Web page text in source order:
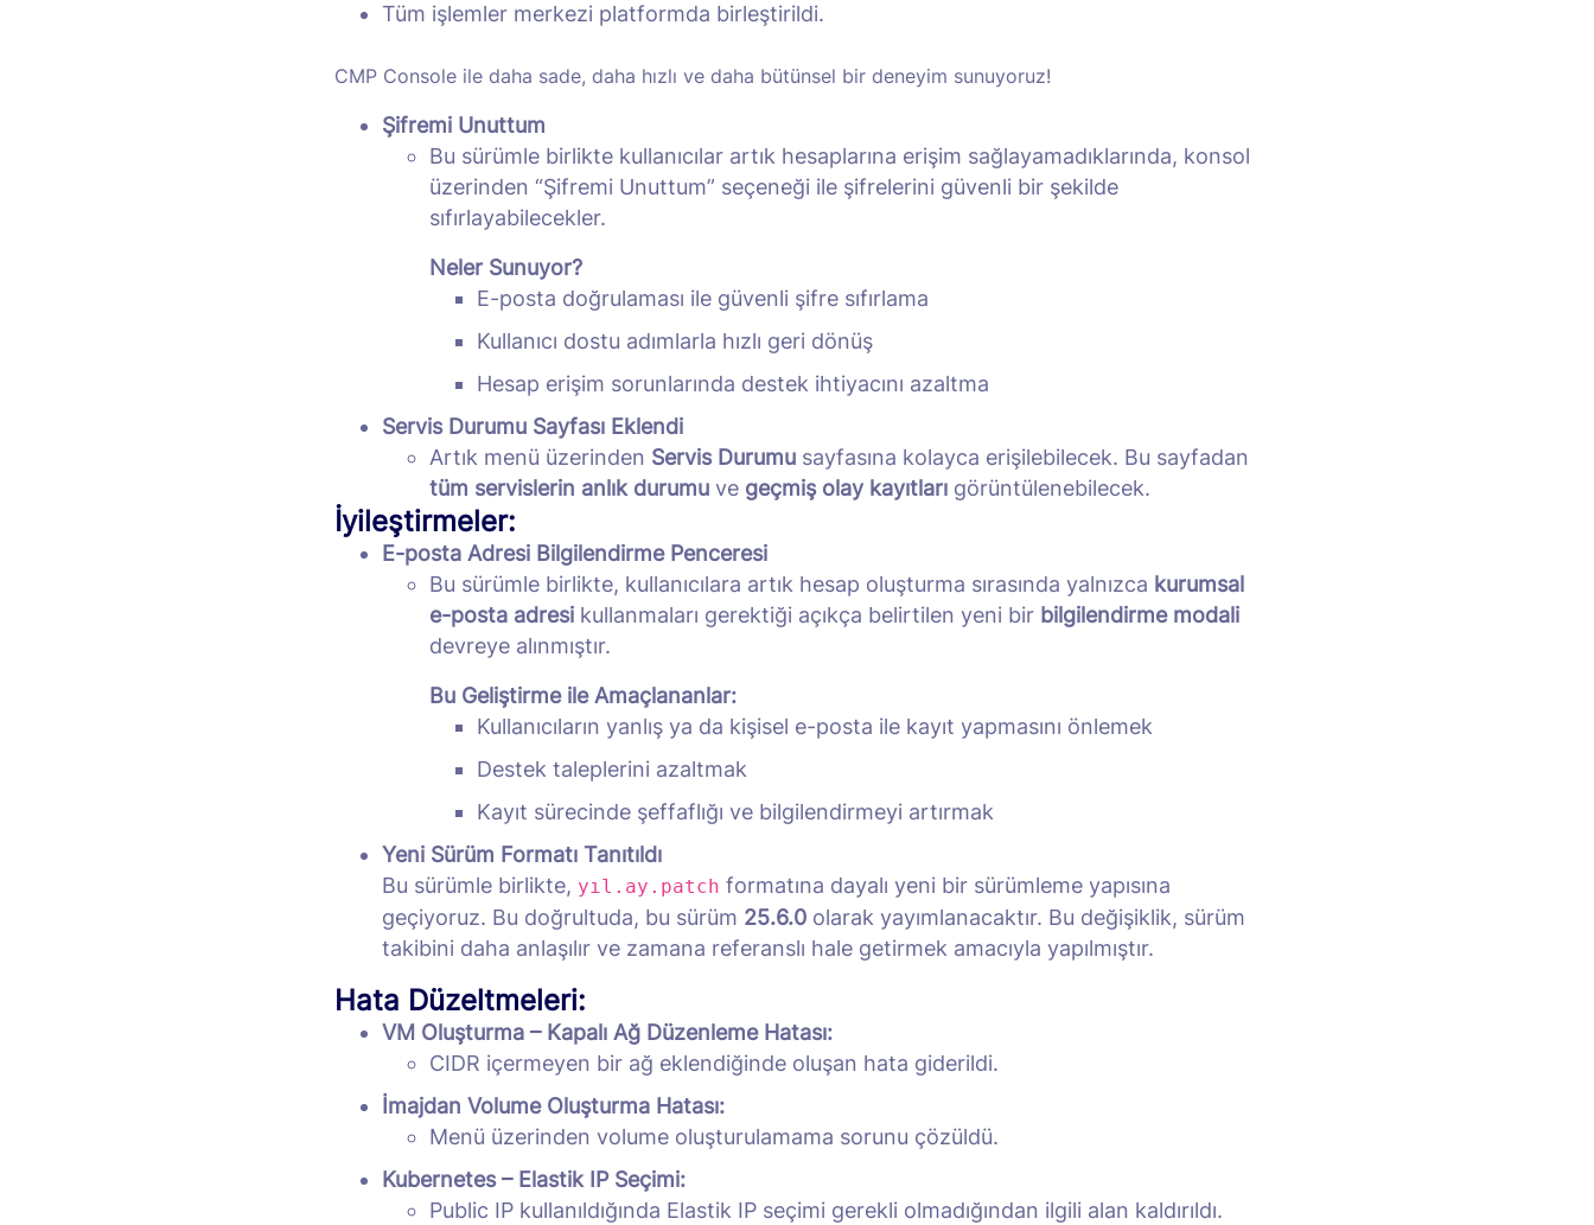
Tüm işlemler merkezi platformda birleştirildi.
CMP Console ile daha sade, daha hızlı ve daha bütünsel bir deneyim sunuyoruz!
Şifremi Unuttum
Bu sürümle birlikte kullanıcılar artık hesaplarına erişim sağlayamadıklarında, konsol
üzerinden “Şifremi Unuttum” seçeneği ile şifrelerini güvenli bir şekilde
sıfırlayabilecekler.
Neler Sunuyor?
E-posta doğrulaması ile güvenli şifre sıfırlama
Kullanıcı dostu adımlarla hızlı geri dönüş
Hesap erişim sorunlarında destek ihtiyacını azaltma
Servis Durumu Sayfası Eklendi
Artık menü üzerinden Servis Durumu sayfasına kolayca erişilebilecek. Bu sayfadan
tüm servislerin anlık durumu ve geçmiş olay kayıtları görüntülenebilecek.
İyileştirmeler:
E-posta Adresi Bilgilendirme Penceresi
Bu sürümle birlikte, kullanıcılara artık hesap oluşturma sırasında yalnızca kurumsal
e-posta adresi kullanmaları gerektiği açıkça belirtilen yeni bir bilgilendirme modali
devreye alınmıştır.
Bu Geliştirme ile Amaçlananlar:
Kullanıcıların yanlış ya da kişisel e-posta ile kayıt yapmasını önlemek
Destek taleplerini azaltmak
Kayıt sürecinde şeffaflığı ve bilgilendirmeyi artırmak
Yeni Sürüm Formatı Tanıtıldı
Bu sürümle birlikte, yıl.ay.patch formatına dayalı yeni bir sürümleme yapısına
geçiyoruz. Bu doğrultuda, bu sürüm 25.6.0 olarak yayımlanacaktır. Bu değişiklik, sürüm
takibini daha anlaşılır ve zamana referanslı hale getirmek amacıyla yapılmıştır.
Hata Düzeltmeleri:
VM Oluşturma – Kapalı Ağ Düzenleme Hatası:
CIDR içermeyen bir ağ eklendiğinde oluşan hata giderildi.
İmajdan Volume Oluşturma Hatası:
Menü üzerinden volume oluşturulamama sorunu çözüldü.
Kubernetes – Elastik IP Seçimi:
Public IP kullanıldığında Elastik IP seçimi gerekli olmadığından ilgili alan kaldırıldı.